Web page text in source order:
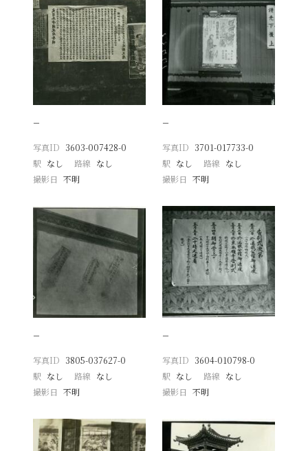
−
写真ID 3603-007428-0
駅 なし 路線 なし
撮影日
不明
−
写真ID 3701-017733-0
駅 なし 路線 なし
撮影日 不明
−
写真ID 3805-037627-0
駅 なし 路線 なし
撮影日
不明
−
写真ID 3604-010798-0
駅 なし 路線 なし
撮影日 不明